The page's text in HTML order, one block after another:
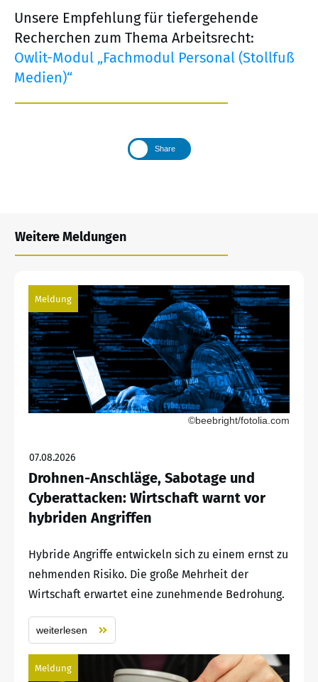
Unsere Empfehlung für tiefergehende
Recherchen zum Thema Arbeitsrecht:
Owlit-Modul „Fachmodul Personal (Stollfuß
Medien)“
Share
Weitere Meldungen
Meldung
©beebright/fotolia.com
07.08.2026
Drohnen-Anschläge, Sabotage und
Cyberattacken: Wirtschaft warnt vor
hybriden Angriffen
Hybride Angriffe entwickeln sich zu einem ernst zu
nehmenden Risiko. Die große Mehrheit der
Wirtschaft erwartet eine zunehmende Bedrohung.
weiterlesen
Meldung